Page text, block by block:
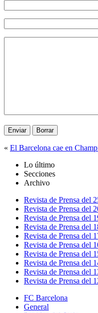
« El Barcelona cae en
Lo último
Secciones
Archivo
Revista de Prensa del
Revista de Prensa del
Revista de Prensa del
Revista de Prensa del
Revista de Prensa del
Revista de Prensa del
Revista de Prensa del
Revista de Prensa del
Revista de Prensa del
Revista de Prensa del
FC Barcelona
General